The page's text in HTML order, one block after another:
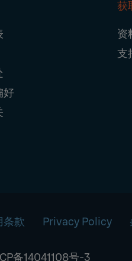
好
获
资
支
条款 Privacy Policy
备14041108号-3